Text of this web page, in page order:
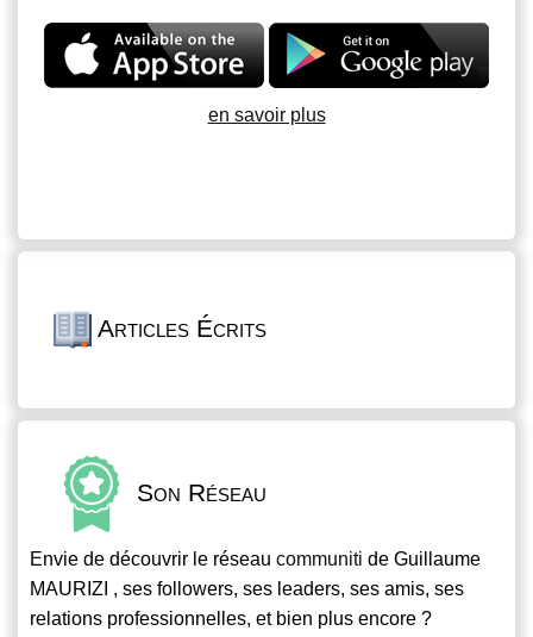
en savoir plus
Articles Écrits
Son Réseau
Envie de découvrir le réseau communiti de Guillaume
MAURIZI , ses followers, ses leaders, ses amis, ses
relations professionnelles, et bien plus encore ?